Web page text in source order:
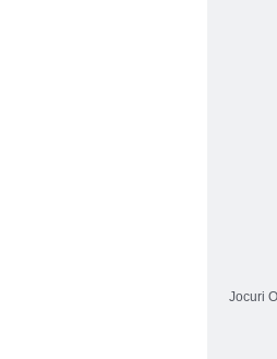
Jocuri